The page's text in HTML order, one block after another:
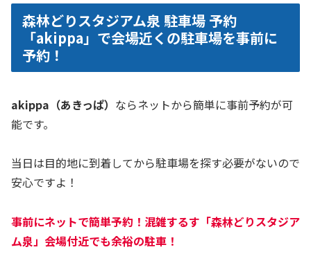
森林どりスタジアム泉 駐車場 予約
「akippa」で会場近くの駐車場を事前に
予約！
akippa（あきっぱ） ならネットから簡単に事前予約が可
能です。
当日は目的地に到着してから駐車場を探す必要がないので
安心ですよ！
事前にネットで簡単予約！混雑するす「森林どりスタジア
ム泉」会場付近でも余裕の駐車！